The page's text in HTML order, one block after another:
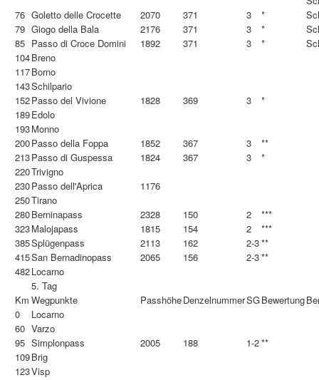
76 Goletto delle Crocette 2070 371 3 *
79 Giogo della Bala 2176 371 3 *
85 Passo di Croce Domini 1892 371 3 *
104Breno
117Borno
143Schilpario
152Passo del Vivione 1828 369 3
*
189Edolo
193Monno
200Passo della Foppa 1852 367 3
**
213Passo di Guspessa 1824 367 3
*
220Trivigno
230Passo dell'Aprica
1176
250Tirano
280Berninapass 2328 150 2
***
323Malojapass 1815 154 2
***
385Splügenpass 2113 162 2-3**
415San Bernadinopass 2065 156 2-3**
482Locarno
5. Tag
Km Wegpunkte PasshöheDenzelnummerSGBewertung
0
Locarno
60 Varzo
95 Simplonpass 2005 188 1-2**
109Brig
123Visp